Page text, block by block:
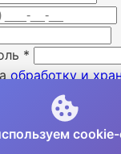
*
обработку и
политикой
на получение